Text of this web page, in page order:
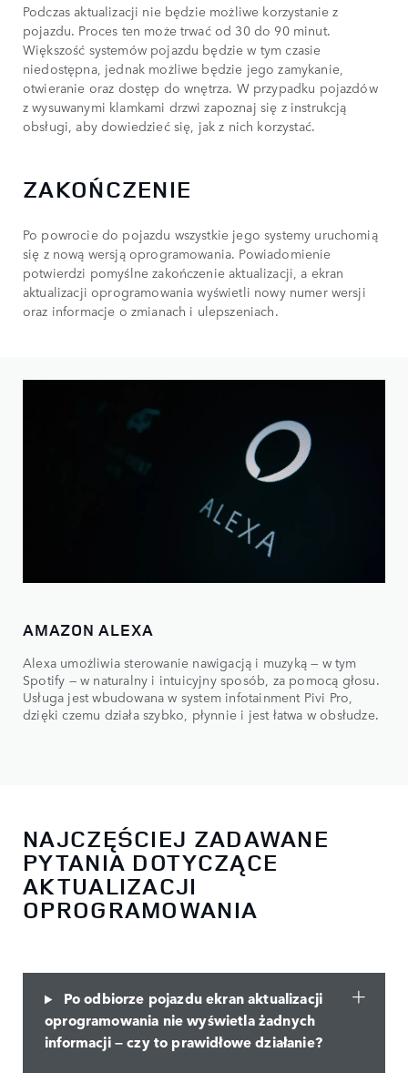
Podczas aktualizacji nie będzie możliwe korzystanie z
pojazdu. Proces ten może trwać od 30 do 90 minut.
Większość systemów pojazdu będzie w tym czasie
niedostępna, jednak możliwe będzie jego zamykanie,
otwieranie oraz dostęp do wnętrza. W przypadku pojazdów
z wysuwanymi klamkami drzwi zapoznaj się z instrukcją
obsługi, aby dowiedzieć się, jak z nich korzystać.
ZAKOŃCZENIE
Po powrocie do pojazdu wszystkie jego systemy uruchomią
się z nową wersją oprogramowania. Powiadomienie
potwierdzi pomyślne zakończenie aktualizacji, a ekran
aktualizacji oprogramowania wyświetli nowy numer wersji
oraz informacje o zmianach i ulepszeniach.
AMAZON ALEXA
Alexa umożliwia sterowanie nawigacją i muzyką — w tym
Spotify — w naturalny i intuicyjny sposób, za pomocą głosu.
Usługa jest wbudowana w system infotainment Pivi Pro,
dzięki czemu działa szybko, płynnie i jest łatwa w obsłudze.
NAJCZĘŚCIEJ ZADAWANE
PYTANIA DOTYCZĄCE
AKTUALIZACJI
OPROGRAMOWANIA
Po odbiorze pojazdu ekran aktualizacji
oprogramowania nie wyświetla żadnych
informacji — czy to prawidłowe działanie?